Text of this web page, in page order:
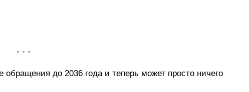
• • •
до 2036 года и теперь может просто ничего